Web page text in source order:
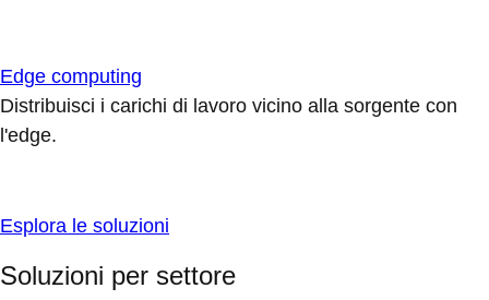
Edge computing
Distribuisci i carichi di lavoro vicino alla sorgente con
l'edge.
Esplora le soluzioni
Soluzioni per settore